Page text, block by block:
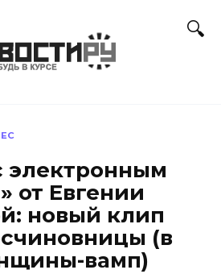
электронным
от Евгении
новый клип
(в
вамп)